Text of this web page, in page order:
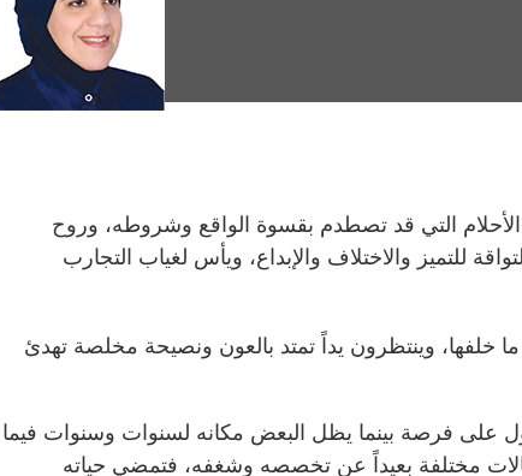
التي قد تصطدم بقسوة الواقع وشروطه، وروح
للتميز والاختلاف والإبداع، ويأس لغياب التجارب
خلفها، وينتظرون يداً تمتد بالعون ونصيحة مخلصة تهدئ
على فرصة بينما يظل البعض مكانه لسنوات وسنوات فيما
مختلفة بعيداً عن تخصصه وشغفه، فتمضي حياته